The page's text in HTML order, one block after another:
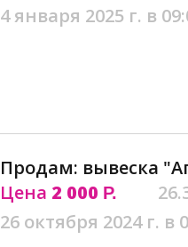
4 января 2025 г. в
Продам: вывеска
Цена 2 000 Р.
26 октября 2024 г. в